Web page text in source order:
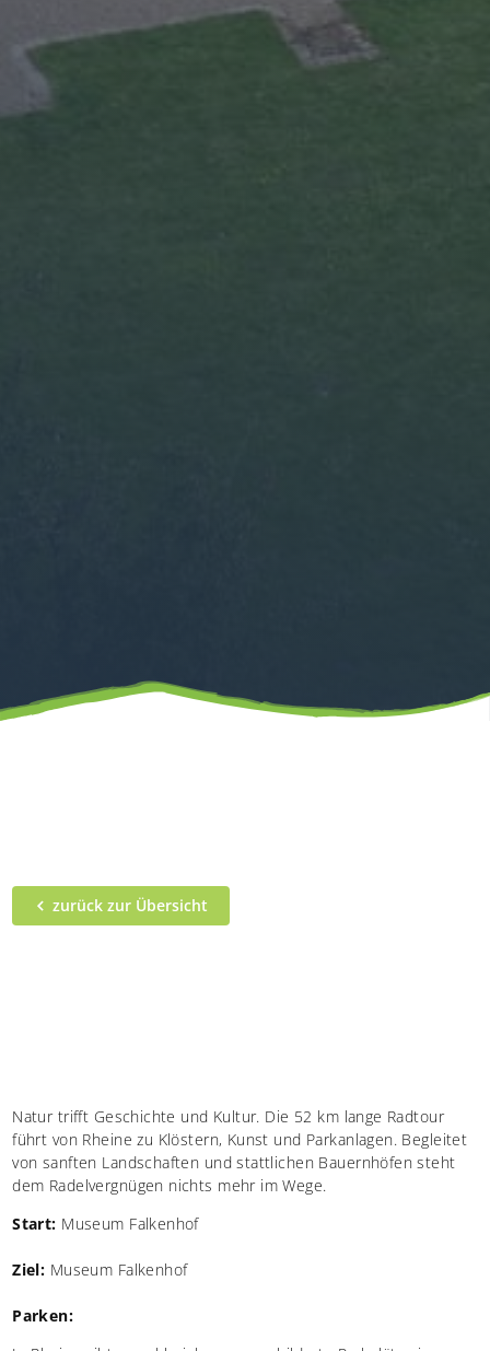
zurück zur Übersicht
Natur trifft Geschichte und Kultur. Die 52 km lange Radtour
führt von Rheine zu Klöstern, Kunst und Parkanlagen. Begleitet
von sanften Landschaften und stattlichen Bauernhöfen steht
dem Radelvergnügen nichts mehr im Wege.
Start: Museum Falkenhof
Ziel: Museum Falkenhof
Parken: